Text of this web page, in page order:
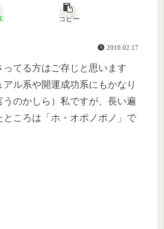
コピー
2010.02.17
てる方はご存じと思います
ル系や開運成功系にもかなり
のかしら）私ですが、長い遍
ところは「ホ・オポノポノ」で